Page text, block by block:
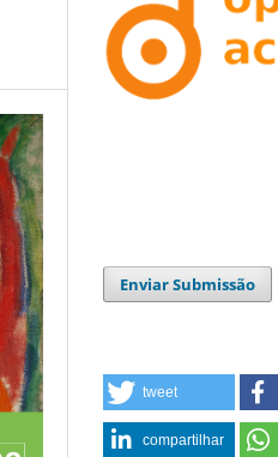
Enviar Submissão
tweet
compartilhar